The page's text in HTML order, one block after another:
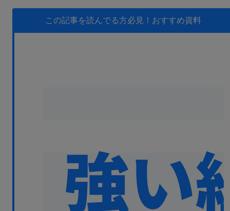
この記事を読んでる方必見！ おすすめ資料